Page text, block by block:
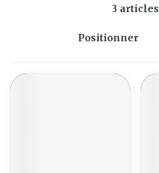
3 articles
Trier par: